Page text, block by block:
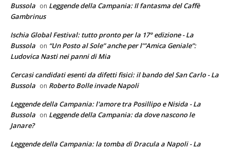
Bussola on Leggende della Campania: Il fantasma del Caffè
Gambrinus
Ischia Global Festival: tutto pronto per la 17° edizione - La
Bussola on “Un Posto al Sole” anche per l’”Amica Geniale”:
Ludovica Nasti nei panni di Mia
Cercasi candidati esenti da difetti fisici: il bando del San Carlo - La
Bussola on Roberto Bolle invade Napoli
Leggende della Campania: l'amore tra Posillipo e Nisida - La
Bussola on Leggende della Campania: da dove nascono le
Janare?
Leggende della Campania: la tomba di Dracula a Napoli - La